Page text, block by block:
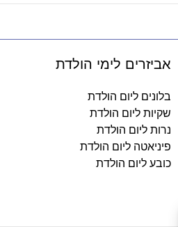
אביזרים לימי הולדת
בלונים ליום הולדת
שקיות ליום הולדת
נרות ליום הולדת
פיניאטה ליום הולדת
כובע ליום הולדת